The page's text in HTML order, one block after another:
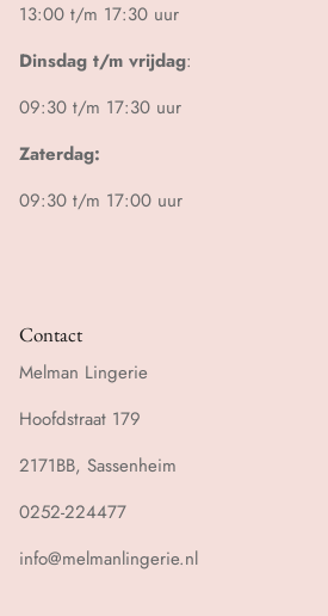
13:00 t/m 17:30 uur
Dinsdag t/m vrijdag:
09:30 t/m 17:30 uur
Zaterdag:
09:30 t/m 17:00 uur
Contact
Melman Lingerie
Hoofdstraat 179
2171BB, Sassenheim
0252-224477
info@melmanlingerie.nl